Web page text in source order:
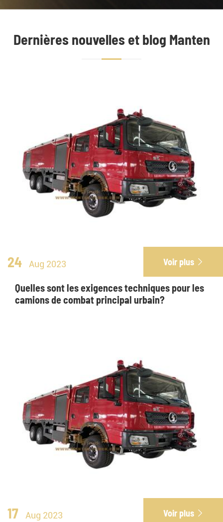
Dernières nouvelles et blog Manten
24 Aug 2023 Voir plus 
Quelles sont les exigences techniques pour les
camions de combat principal urbain?
17 Aug 2023 Voir plus 